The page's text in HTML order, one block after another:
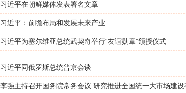
习近平在朝鲜媒体发表署名文章
习近平：前瞻布局和发展未来产业
习近平为塞尔维亚总统武契奇举行“友谊勋章”颁授仪式
习近平同俄罗斯总统普京会谈